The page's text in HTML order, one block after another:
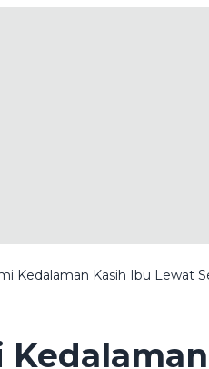
Kedalaman Kasih Ibu Lewat